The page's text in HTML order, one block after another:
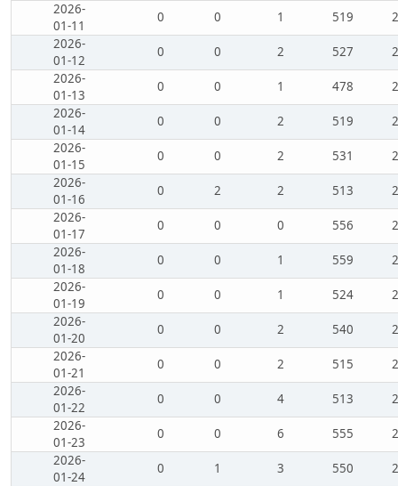
2026-
01-11
0 0 1 519
2026-
01-12
0 0 2 527
2026-
01-13
0 0 1 478
2026-
01-14
0 0 2 519
2026-
01-15
0 0 2 531
2026-
01-16
0 2 2 513
2026-
01-17
0 0 0 556
2026-
01-18
0 0 1 559
2026-
01-19
0 0 1 524
2026-
01-20
0 0 2 540
2026-
01-21
0 0 2 515
2026-
01-22
0 0 4 513
2026-
01-23
0 0 6 555
2026-
01-24
0 1 3 550